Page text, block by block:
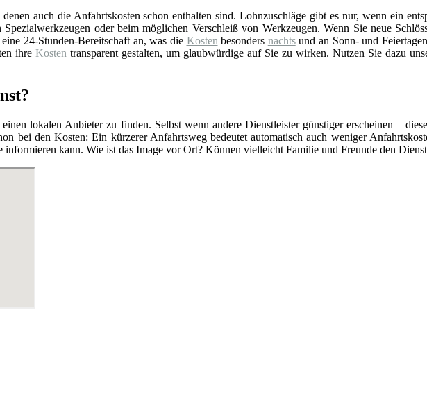
auch die Anfahrtskosten schon enthalten sind. Lohnzuschläge gibt es nur, wenn ein
oder beim möglichen Verschleiß von Werkzeugen. Wenn Sie neue
24-Stunden-Bereitschaft an, was die Kostenbesonders nachtsund an Sonn- und
ihre Kosten transparent gestalten, um glaubwürdige auf Sie zu wirken. Nutzen Sie dazu
lokalen Anbieter zu finden. Selbst wenn andere Dienstleister günstiger erscheinen –
bei den Kosten: Ein kürzerer Anfahrtsweg bedeutet automatisch auch weniger
kann. Wie ist das Image vor Ort? Können vielleicht Familie und Freunde den